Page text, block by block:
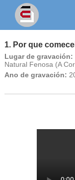
1. Por que
Lugar de gravación:
Natural Fenosa (A
Ano de gravación: